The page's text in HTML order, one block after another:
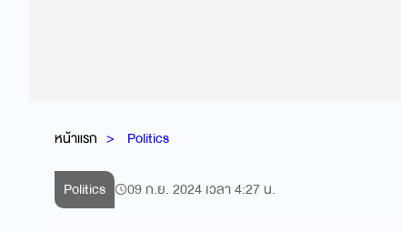
หน้าแรก Politics
Politics 09 ก.ย. 2024 เวลา 4:27 น.